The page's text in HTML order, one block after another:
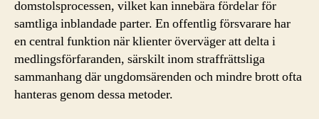
domstolsprocessen, vilket kan innebära fördelar för
samtliga inblandade parter. En offentlig försvarare har
en central funktion när klienter överväger att delta i
medlingsförfaranden, särskilt inom straffrättsliga
sammanhang där ungdomsärenden och mindre brott ofta
hanteras genom dessa metoder.